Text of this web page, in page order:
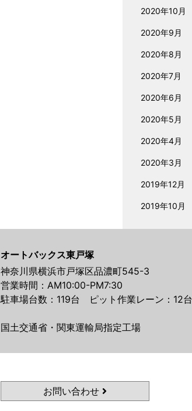
2020年10月
2020年9月
2020年8月
2020年7月
2020年6月
2020年5月
2020年4月
2020年3月
2019年12月
2019年10月
オートバックス東戸塚
神奈川県横浜市戸塚区品濃町545-3
営業時間：AM10:00-PM7:30
駐車場台数：119台 ピット作業レーン：12台
国土交通省・関東運輸局指定工場
お問い合わせ